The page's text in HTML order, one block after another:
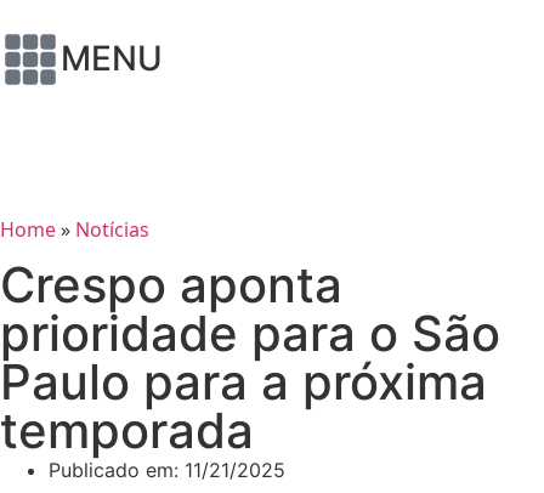
MENU
Home» Notícias
Crespo aponta
prioridade para o São
Paulo para a próxima
temporada
Publicado em: 11/21/2025